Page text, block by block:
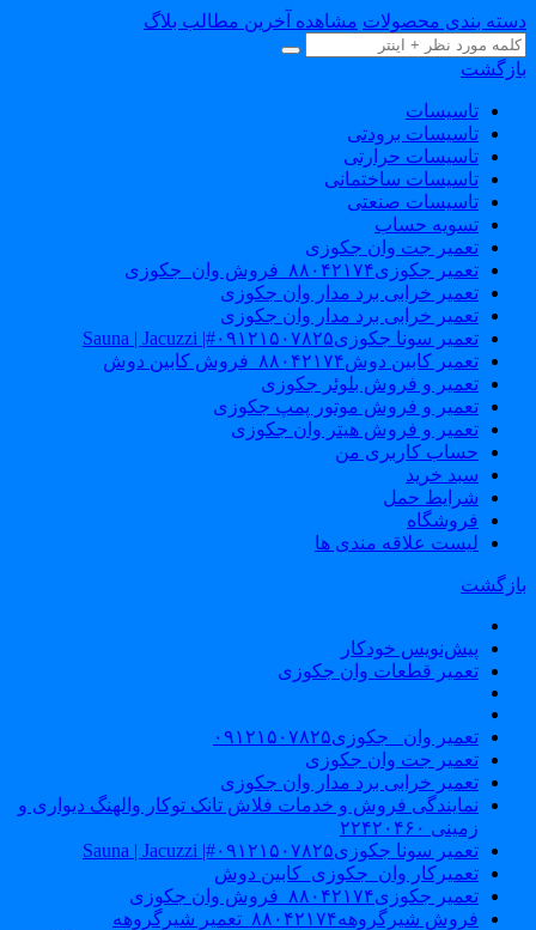
بندی محصولات مشاهده آخرین مطالب بلاگ
تاسیسات
تاسیسات برودتی
تاسیسات حرارتی
تاسیسات ساختمانی
تاسیسات صنعتی
تسویه حساب
تعمیر جت وان جکوزی
تعمیر جکوزی۸۸۰۴۲۱۷۴_فروش وان_جکوزی
تعمیر خرابی برد مدار وان جکوزی
تعمیر خرابی برد مدار وان جکوزی
تعمیر سونا جکوزی۰۹۱۲۱۵۰۷۸۲۵#| Sauna | Jacuzzi
تعمیر کابین دوش۸۸۰۴۲۱۷۴_فروش کابین دوش
تعمیر و فروش بلوئر جکوزی
تعمیر و فروش موتور پمپ جکوزی
تعمیر و فروش هیتر وان جکوزی
حساب کاربری من
سبد خرید
شرایط حمل
فروشگاه
لیست علاقه مندی ها
پیش‌نویس خودکار
تعمیر قطعات وان جکوزی
تعمیر وان _جکوزی۰۹۱۲۱۵۰۷۸۲۵
تعمیر جت وان جکوزی
تعمیر خرابی برد مدار وان جکوزی
نمایندگی فروش و خدمات فلاش تانک توکار والهنگ دیواری و
زمینی ۲۲۴۲۰۴۶۰
تعمیر سونا جکوزی۰۹۱۲۱۵۰۷۸۲۵#| Sauna | Jacuzzi
تعمیرکار وان_جکوزی_کابین دوش
تعمیر جکوزی۸۸۰۴۲۱۷۴_فروش وان جکوزی
فروش شیرگروهه۸۸۰۴۲۱۷۴_تعمیر شیرگروهه